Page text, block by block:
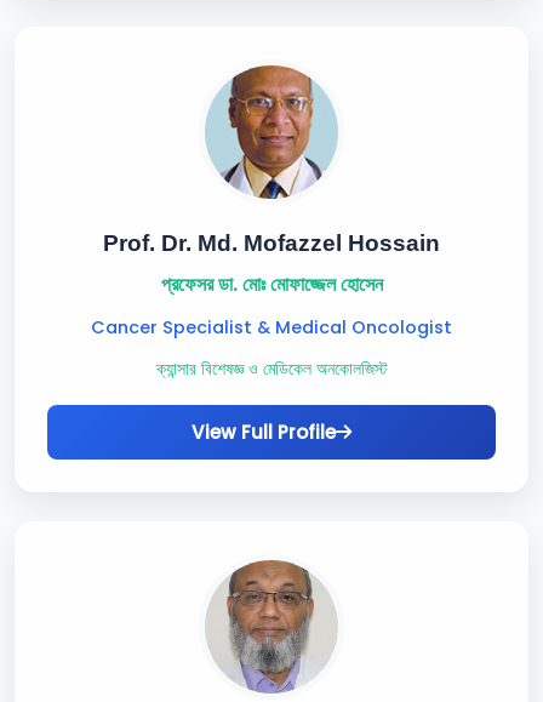
Prof. Dr. Md. Mofazzel Hossain
প্রফেসর ডা. মোঃ মোফাজ্জেল হোসেন
Cancer Specialist & Medical Oncologist
ক্যান্সার বিশেষজ্ঞ ও মেডিকেল অনকোলজিস্ট
View Full Profile